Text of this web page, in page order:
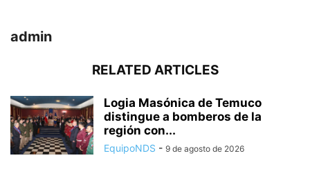
admin
RELATED ARTICLES
Logia Masónica de Temuco
distingue a bomberos de la
región con...
EquipoNDS - 9 de agosto de 2026